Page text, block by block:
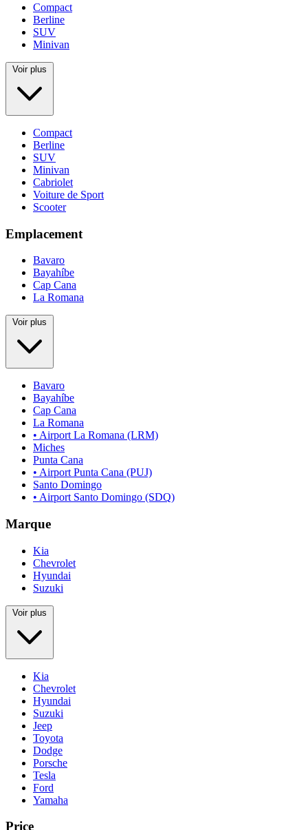
Compact
Berline
SUV
Minivan
Voir plus
Compact
Berline
SUV
Minivan
Cabriolet
Voiture de Sport
Scooter
Emplacement
Bavaro
Bayahíbe
Cap Cana
La Romana
Voir plus
Bavaro
Bayahíbe
Cap Cana
La Romana
• Airport La Romana (LRM)
Miches
Punta Cana
• Airport Punta Cana (PUJ)
Santo Domingo
• Airport Santo Domingo (SDQ)
Marque
Kia
Chevrolet
Hyundai
Suzuki
Voir plus
Kia
Chevrolet
Hyundai
Suzuki
Jeep
Toyota
Dodge
Porsche
Tesla
Ford
Yamaha
Price